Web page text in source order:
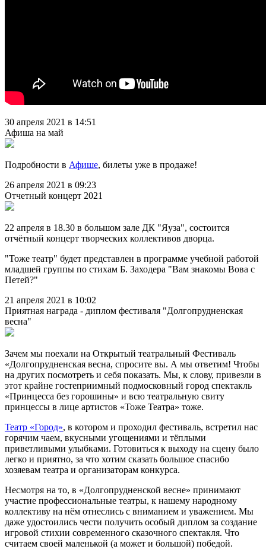
30 апреля 2021 в 14:51
Афиша на май
Подробности в Афише, билеты уже в продаже!
26 апреля 2021 в 09:23
Отчетный концерт 2021
22 апреля в 18.30 в большом зале ДК "Яуза", состоится
отчётный концерт творческих коллективов дворца.
"Тоже театр" будет представлен в программе учебной работой
младшей группы по стихам Б. Заходера "Вам знакомы Вова с
Петей?"
21 апреля 2021 в 10:02
Приятная награда - диплом фестиваля "Долгопрудненская
весна"
Зачем мы поехали на Открытый театральный Фестиваль
«Долгопрудненская весна, спросите вы. А мы ответим! Чтобы
на других посмотреть и себя показать. Мы, к слову, привезли в
этот крайне гостеприимный подмосковный город спектакль
«Принцесса без горошины» и всю театральную свиту
принцессы в лице артистов «Тоже Театра» тоже.
Театр «Город», в котором и проходил фестиваль, встретил нас
горячим чаем, вкусными угощениями и тёплыми
приветливыми улыбками. Готовиться к выходу на сцену было
легко и приятно, за что хотим сказать большое спасибо
хозяевам театра и организаторам конкурса.
Несмотря на то, в «Долгопрудненской весне» принимают
участие профессиональные театры, к нашему народному
коллективу на нём отнеслись с вниманием и уважением. Мы
даже удостоились чести получить особый диплом за создание
игровой стихии современного сказочного спектакля. Что
считаем своей маленькой (а может и большой) победой.